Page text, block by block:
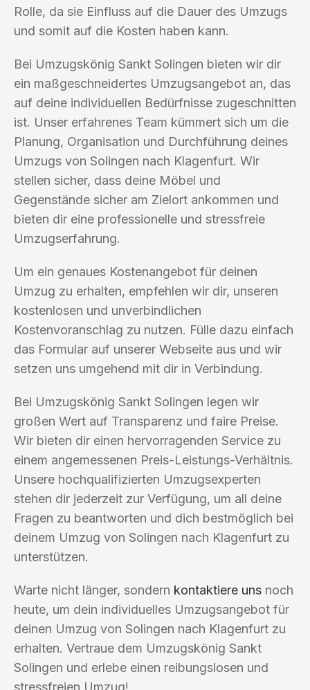
Rolle, da sie Einfluss auf die Dauer des Umzugs
und somit auf die Kosten haben kann.
Bei Umzugskönig Sankt Solingen bieten wir dir
ein maßgeschneidertes Umzugsangebot an, das
auf deine individuellen Bedürfnisse zugeschnitten
ist. Unser erfahrenes Team kümmert sich um die
Planung, Organisation und Durchführung deines
Umzugs von Solingen nach Klagenfurt. Wir
stellen sicher, dass deine Möbel und
Gegenstände sicher am Zielort ankommen und
bieten dir eine professionelle und stressfreie
Umzugserfahrung.
Um ein genaues Kostenangebot für deinen
Umzug zu erhalten, empfehlen wir dir, unseren
kostenlosen und unverbindlichen
Kostenvoranschlag zu nutzen. Fülle dazu einfach
das Formular auf unserer Webseite aus und wir
setzen uns umgehend mit dir in Verbindung.
Bei Umzugskönig Sankt Solingen legen wir
großen Wert auf Transparenz und faire Preise.
Wir bieten dir einen hervorragenden Service zu
einem angemessenen Preis-Leistungs-Verhältnis.
Unsere hochqualifizierten Umzugsexperten
stehen dir jederzeit zur Verfügung, um all deine
Fragen zu beantworten und dich bestmöglich bei
deinem Umzug von Solingen nach Klagenfurt zu
unterstützen.
Warte nicht länger, sondern kontaktiere uns noch
heute, um dein individuelles Umzugsangebot für
deinen Umzug von Solingen nach Klagenfurt zu
erhalten. Vertraue dem Umzugskönig Sankt
Solingen und erlebe einen reibungslosen und
stressfreien Umzug!